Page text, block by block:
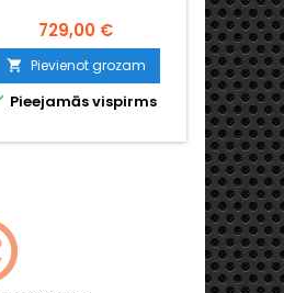
729,00 €
 Pievienot grozam
Pieejamās vispirms
-
šautene

